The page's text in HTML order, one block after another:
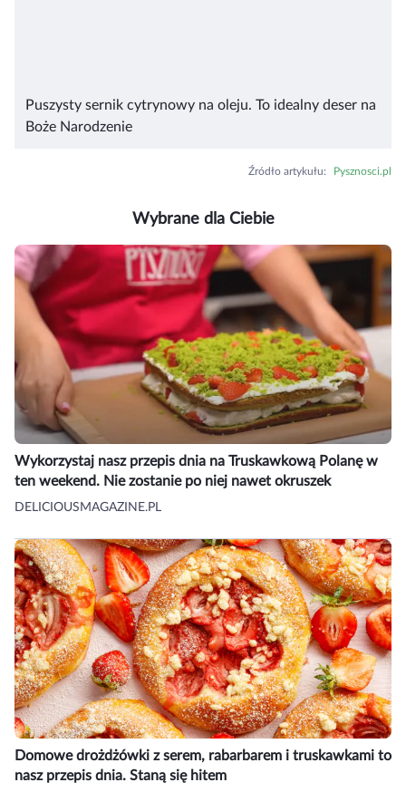
Puszysty sernik cytrynowy na oleju. To idealny deser na
Boże Narodzenie
Źródło artykułu: Pysznosci.pl
Wybrane dla Ciebie
Wykorzystaj nasz przepis dnia na Truskawkową Polanę w
ten weekend. Nie zostanie po niej nawet okruszek
DELICIOUSMAGAZINE.PL
Domowe drożdżówki z serem, rabarbarem i truskawkami to
nasz przepis dnia. Staną się hitem